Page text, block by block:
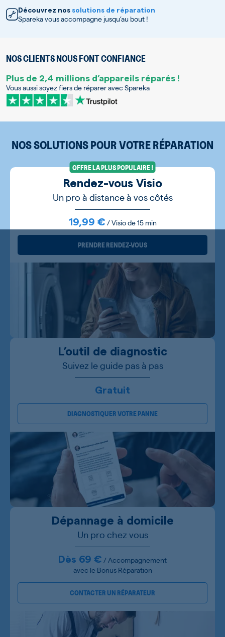
Découvrez nos solutions de réparation
Spareka vous accompagne jusqu’au bout !
NOS CLIENTS NOUS FONT CONFIANCE
Plus de 2,4 millions d’appareils réparés !
Vous aussi soyez fiers de réparer avec Spareka
NOS SOLUTIONS POUR VOTRE RÉPARATION
OFFRE LA PLUS POPULAIRE !
Rendez-vous Visio
Un pro à distance à vos côtés
19,99 € / Visio de 15 min
PRENDRE RENDEZ-VOUS
L’outil de diagnostic
Suivez le guide pas à pas
Gratuit
DIAGNOSTIQUER VOTRE PANNE
Dépannage à domicile
Un pro chez vous
Dès 69 € / Accompagnement
avec le Bonus Réparation
CONTACTER UN RÉPARATEUR